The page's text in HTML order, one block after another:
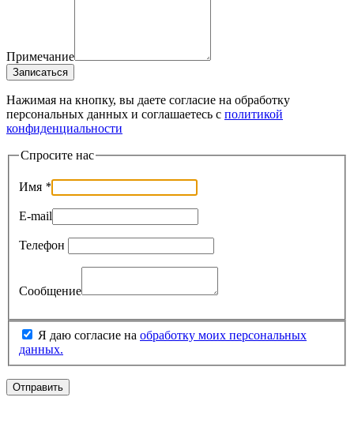
Примечание
Записаться
Нажимая на кнопку, вы даете согласие на обработку
персональных данных и соглашаетесь c политикой
конфиденциальности
Спросите нас
Имя *
E-mail
Телефон
Сообщение
Я даю согласие на обработку моих персональных
данных.
Отправить